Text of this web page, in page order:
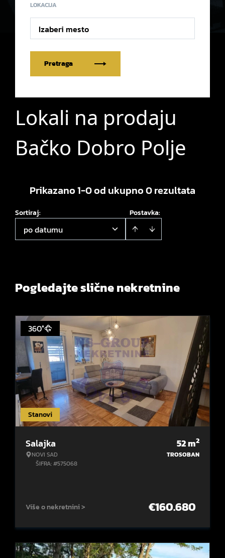
LOKACIJA
Izaberi mesto
Pretraga
Lokali na prodaju
Bačko Dobro Polje
Prikazano 1-0 od ukupno 0 rezultata
Postavka:
Sortiraj:
po datumu
Pogledajte slične nekretnine
Stanovi
360°
Salajka
NOVI SAD
ŠIFRA: #575068
52m2
TROSOBAN
Više o nekretnini > €160.680